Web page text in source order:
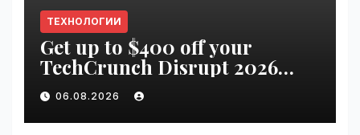
ТЕХНОЛОГИИ
Get up to $400 off your
TechCrunch Disrupt 2026
pass until Friday | VseTime.ru
06.08.2026